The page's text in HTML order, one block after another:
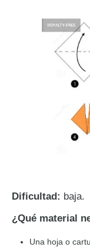
Dificultad: baja.
¿Qué material
Una hoja o